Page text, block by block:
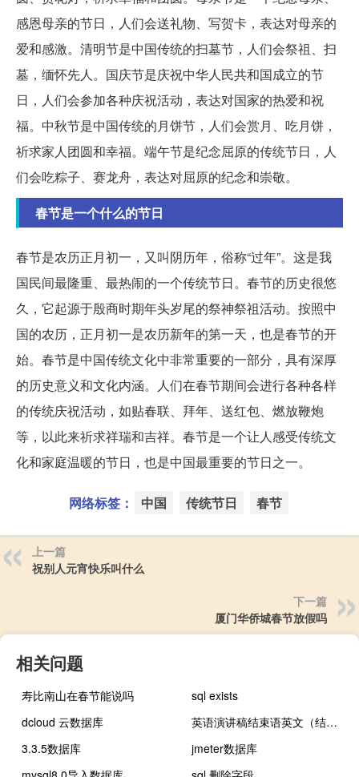
感恩母亲的节日，人们会送礼物、写贺卡，表达对母亲的
爱和感激。清明节是中国传统的扫墓节，人们会祭祖、扫
墓，缅怀先人。国庆节是庆祝中华人民共和国成立的节
日，人们会参加各种庆祝活动，表达对国家的热爱和祝
福。中秋节是中国传统的月饼节，人们会赏月、吃月饼，
祈求家人团圆和幸福。端午节是纪念屈原的传统节日，人
们会吃粽子、赛龙舟，表达对屈原的纪念和崇敬。
春节是一个什么的节日
春节是农历正月初一，又叫阴历年，俗称“过年”。这是我
国民间最隆重、最热闹的一个传统节日。春节的历史很悠
久，它起源于殷商时期年头岁尾的祭神祭祖活动。按照中
国的农历，正月初一是农历新年的第一天，也是春节的开
始。春节是中国传统文化中非常重要的一部分，具有深厚
的历史意义和文化内涵。人们在春节期间会进行各种各样
的传统庆祝活动，如贴春联、拜年、送红包、燃放鞭炮
等，以此来祈求祥瑞和吉祥。春节是一个让人感受传统文
化和家庭温暖的节日，也是中国最重要的节日之一。
网络标签： 中国 传统节日 春节
上一篇
祝别人元宵快乐叫什么
下一篇
厦门华侨城春节放假吗
相关问题
寿比南山在春节能说吗
sql exists
dcloud 云数据库
英语演讲稿结束语英文（结束语英文）
3.3.5数据库
jmeter数据库